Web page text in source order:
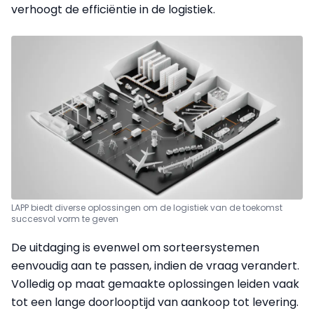
verhoogt de efficiëntie in de logistiek.
LAPP biedt diverse oplossingen om de logistiek van de toekomst
succesvol vorm te geven
De uitdaging is evenwel om sorteersystemen
eenvoudig aan te passen, indien de vraag verandert.
Volledig op maat gemaakte oplossingen leiden vaak
tot een lange doorlooptijd van aankoop tot levering.